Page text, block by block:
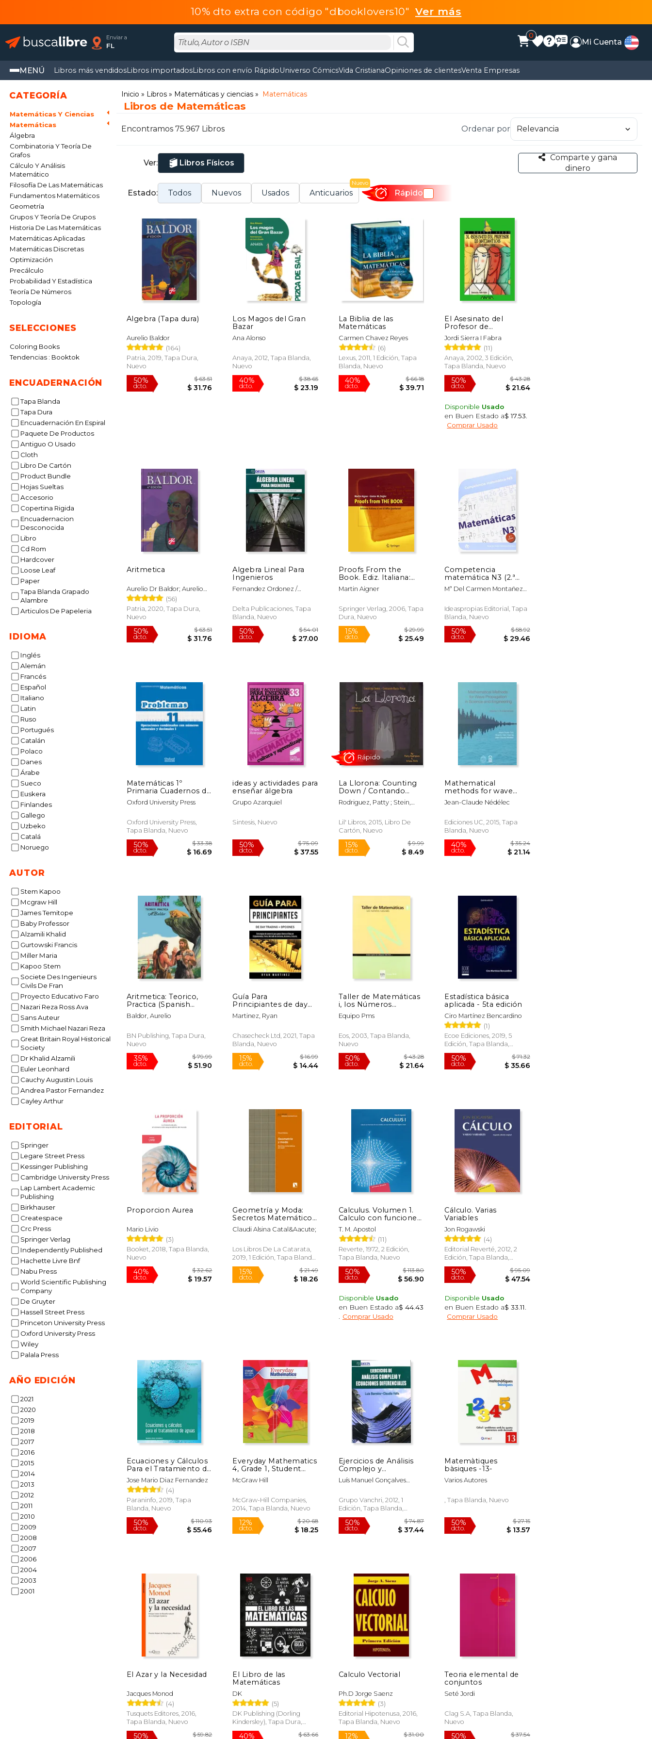
10% dto extra con código "dbooklovers10" Ver más
Enviar a
FL
0
Mi Cuenta
MENÚ Libros más vendidosLibros importadosLibros con envío RápidoUniverso CómicsVida CristianaOpiniones de clientesVenta Empresas
CATEGORÍA
Matemáticas Y Ciencias
Matemáticas
Álgebra
Combinatoria Y Teoría De
Grafos
Cálculo Y Análisis
Matemático
Filosofía De Las Matemáticas
Fundamentos Matemáticos
Geometría
Grupos Y Teoría De Grupos
Historia De Las Matemáticas
Matemáticas Aplicadas
Matemáticas Discretas
Optimización
Precálculo
Probabilidad Y Estadística
Teoría De Números
Topología
SELECCIONES
Coloring Books
Tendencias : Booktok
ENCUADERNACIÓN
Tapa Blanda
Tapa Dura
Encuadernación En Espiral
Paquete De Productos
Antiguo O Usado
Cloth
Libro De Cartón
Product Bundle
Hojas Sueltas
Accesorio
Copertina Rigida
Encuadernacion
Desconocida
Libro
Cd Rom
Hardcover
Loose Leaf
Paper
Tapa Blanda Grapado
Alambre
Articulos De Papeleria
IDIOMA
Inglés
Alemán
Francés
Español
Italiano
Latin
Ruso
Portugués
Catalán
Polaco
Danes
Árabe
Sueco
Euskera
Finlandes
Gallego
Uzbeko
Catalá
Noruego
AUTOR
Stem Kapoo
Mcgraw Hill
James Temitope
Baby Professor
Alzamili Khalid
Gurtowski Francis
Miller Maria
Kapoo Stem
Societe Des Ingenieurs
Civils De Fran
Proyecto Educativo Faro
Nazari Reza Ross Ava
Sans Auteur
Smith Michael Nazari Reza
Great Britain Royal Historical
Society
Dr Khalid Alzamili
Euler Leonhard
Cauchy Augustin Louis
Andrea Pastor Fernandez
Cayley Arthur
EDITORIAL
Springer
Legare Street Press
Kessinger Publishing
Cambridge University Press
Lap Lambert Academic
Publishing
Birkhauser
Createspace
Crc Press
Springer Verlag
Independently Published
Hachette Livre Bnf
Nabu Press
World Scientific Publishing
Company
De Gruyter
Hassell Street Press
Princeton University Press
Oxford University Press
Wiley
Palala Press
AÑO EDICIÓN
2021
2020
2019
2018
2017
2016
2015
2014
2013
2012
2011
2010
2009
2008
2007
2006
2004
2003
2001
Inicio Libros Matemáticas y ciencias Matemáticas
Libros de Matemáticas
Encontramos 75.967 Libros Ordenar por
Ver: Libros Físicos
Comparte y gana
dinero
Estado: Todos Nuevos Usados Anticuarios
Nuevo
Rápido
Algebra (Tapa dura)
Aurelio Baldor
(164)
Patria, 2019, Tapa Dura,
Nuevo
Los Magos del Gran
Bazar
Ana Alonso
Anaya, 2012, Tapa Blanda,
Nuevo
La Biblia de las
Matemáticas
Carmen Chavez Reyes
(6)
Lexus, 2011, 1 Edición, Tapa
Blanda, Nuevo
$ 66.18
$ 39.71
El Asesinato del
Profesor de
Matemáticas
Jordi Sierra I Fabra
(11)
Anaya, 2002, 3 Edición,
Tapa Blanda, Nuevo
Disponible Usado
en Buen Estado a$ 17.53
Comprar Usado
Aritmetica
Aurelio Dr Baldor; Aurelio
Baldor
(56)
Patria, 2020, Tapa Dura,
Nuevo
50%
dcto.
Algebra Lineal Para
Ingenieros
Fernandez Ordonez /
Delta Publicaciones, Tapa
Blanda, Nuevo
50%
dcto.
$ 54.01
$ 27.00
Proofs From the
Book. Ediz. Italiana:
Edizione Italiana a Cura
di Alfio Quarteroni (en
Martin Aigner
Springer Verlag, 2006, Tapa
Dura, Nuevo
15%
dcto.
$ 29.99
$ 25.49
Competencia
matemática N3 (2.ª
edición)
(Competencias Clave)
Mª Del Carmen Montañez
Ideaspropias Editorial, Tapa
Blanda, Nuevo
50%
Matemáticas 1º
Primaria Cuadernos de
Problemas 11
(Cuadernos De
Oxford University Press
Oxford University Press,
Tapa Blanda, Nuevo
50%
dcto.
ideas y actividades para
enseñar álgebra
Grupo Azarquiel
Sintesis, Nuevo
50%
dcto.
La Llorona: Counting
Down / Contando
Hacia Atras: A Bilingual
Counting Book
Rodriguez, Patty ; Stein,
Lil' Libros, 2015, Libro De
Cartón, Nuevo
15%
dcto.
$ 9.99
$ 8.49
Rápido
Mathematical
methods for wave
propagation in
science and
Jean-Claude Nédélec
Ediciones UC, 2015, Tapa
Blanda, Nuevo
40%
dcto.
Aritmetica: Teorico,
Practica (Spanish
Edition)
Baldor, Aurelio
BN Publishing, Tapa Dura,
Nuevo
35%
dcto.
Guía Para
Principiantes de day
Trading + Opciones:
Estrategias de
Dinero en Línea en
Criptomonedas, Forex,
Acciones y Futuros. (2)
(Trading Life)
Martinez, Ryan
Chasecheck Ltd, 2021, Tapa
Blanda, Nuevo
$ 16.99
$ 14.44
Taller de Matemáticas
i, los Números
Naturales, eso
Equipo Pms
Eos, 2003, Tapa Blanda,
Nuevo
50%
dcto.
$ 43.28
$ 21.64
Estadística básica
aplicada - 5ta edición
Ciro Martínez Bencardino
(1)
Ecoe Ediciones, 2019, 5
Edición, Tapa Blanda,
Nuevo
50%
dcto.
Proporcion Aurea
Mario Livio
(3)
Booket, 2018, Tapa Blanda,
Nuevo
40%
dcto.
Geometría y Moda:
Secretos Matemáticos
del Vestir (Miradas
Matemáticas)
Claudi Alsina Catal&Aacute;
Los Libros De La Catarata,
2019, 1 Edición, Tapa Blanda,
Nuevo
15%
dcto.
$ 21.49
$ 18.26
Calculus. Volumen 1.
Calculo con funciones
de una variable
T. M. Apostol
(11)
Reverte, 1972, 2 Edición,
Tapa Blanda, Nuevo
50%
dcto.
$ 113.80
Disponible Usado
en Buen Estado a$ 44.43
Comprar Usado
Cálculo. Varias
Variables
Jon Rogawski
(4)
Editorial Reverté, 2012, 2
Edición, Tapa Blanda,
Nuevo
50%
Disponible Usado
en Buen Estado a$ 33.11
Comprar Usado
Ecuaciones y Cálculos
Para el Tratamiento de
Aguas
Jose Mario Diaz Fernandez
(4)
Paraninfo, 2019, Tapa
Blanda, Nuevo
50%
dcto.
$ 110.93
$ 55.46
Everyday Mathematics
4, Grade 1, Student
Math Journal 2 (en
Inglés)
McGraw Hill
McGraw-Hill Companies,
2014, Tapa Blanda, Nuevo
dcto.
$ 20.68
$ 18.25
Ejercicios de Análisis
Complejo y
Ecuaciones
Diferenciales
Luís Manuel Gonçalves
Anglés
Grupo Vanchri, 2012, 1
Edición, Tapa Blanda,
Nuevo
50%
dcto.
$ 74.87
Matemàtiques
bàsiques -13-
Varios Autores
, Tapa Blanda, Nuevo
El Azar y la Necesidad
Jacques Monod
(4)
Tusquets Editores, 2016,
Tapa Blanda, Nuevo
El Libro de las
Matemáticas
DK
(5)
DK Publishing (Dorling
Kindersley), Tapa Dura,
Nuevo
Calculo Vectorial
Ph.D Jorge Saenz
(3)
Editorial Hipotenusa, 2016,
Tapa Blanda, Nuevo
Teoria elemental de
conjuntos
Seté Jordi
Clag S.a, Tapa Blanda,
Nuevo